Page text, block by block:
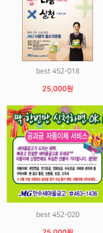
best 452-018
25,000원
best 452-020